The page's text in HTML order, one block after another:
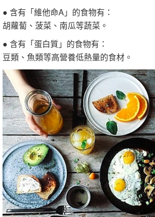
● 含有「維他命A」的食物有：
胡蘿蔔、菠菜、南瓜等蔬菜。
● 含有「蛋白質」的食物有：
豆類、魚類等高營養低熱量的食材。